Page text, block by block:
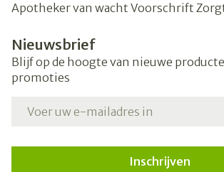
Apotheker van wacht Voorschrift
Nieuwsbrief
Blijf op de hoogte van nieuwe
promoties
Inschrijven